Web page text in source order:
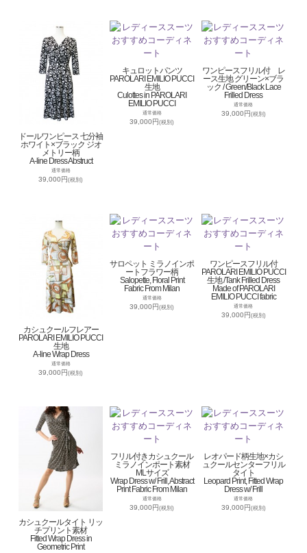
ドールワンピース 七分袖
ホワイト×ブラック ジオ
メトリー柄
A-line Dress Abstruct
通常価格
39,000円(税別)
キュロットパンツ
PAROLARI EMILIO PUCCI
生地
Culottes in PAROLARI
EMILIO PUCCI
通常価格
39,000円(税別)
ワンピースフリル付 レ
ース生地 グリーン×ブラ
ック / Green/Black Lace
Frilled Dress
通常価格
39,000円(税別)
カシュクールフレアー
PAROLARI EMILIO PUCCI
生地
A-line Wrap Dress
通常価格
39,000円(税別)
サロペット ミラノインポ
ートフラワー柄
Salopette, Floral Print
Fabric From Milan
通常価格
39,000円(税別)
ワンピースフリル付
PAROLARI EMILIO PUCCI
生地 /Tank Frilled Dress
Made of PAROLARI
EMILIO PUCCI fabric
通常価格
39,000円(税別)
カシュクールタイト リッ
チプリント素材
Fitted Wrap Dress in
Geometric Print
フリル付きカシュクール
ミラノインポート素材
MLサイズ
Wrap Dress w/ Frill, Abstract
Print Fabric From Milan
通常価格
39,000円(税別)
レオパード柄生地×カシ
ュクールセンターフリル
タイト
Leopard Print, Fitted Wrap
Dress w/ Frill
通常価格
39,000円(税別)